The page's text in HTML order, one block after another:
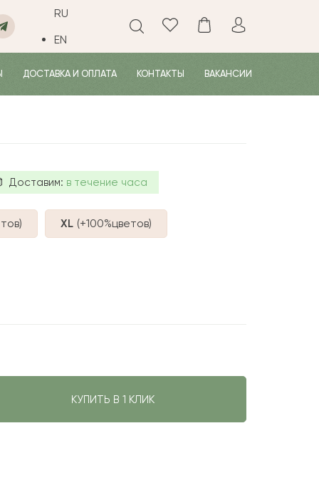
RU
EN
ДОСТАВКА И ОПЛАТА КОНТАКТЫ ВАКАНСИИ
Доставим: в течение часа
) XL (+100%цветов)
КУПИТЬ В 1 КЛИК